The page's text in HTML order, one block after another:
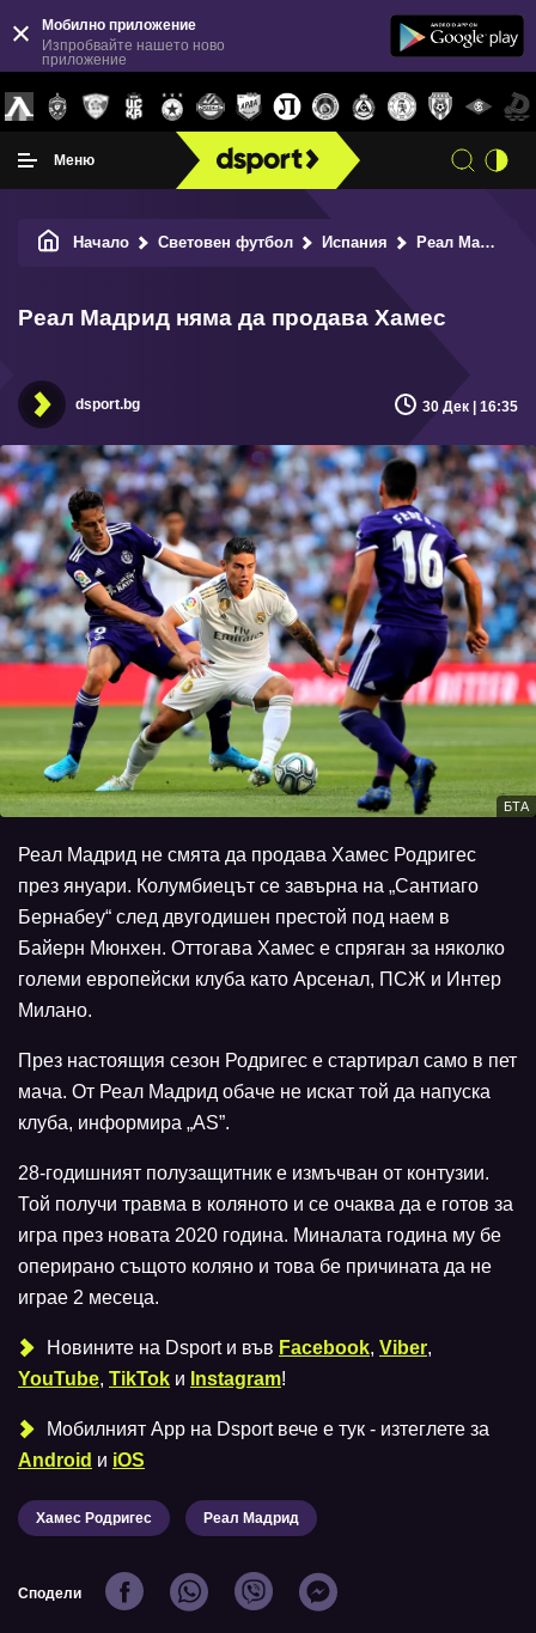
Мобилно приложение
Изпробвайте нашето ново
приложение
Меню
Начало Световен футбол Испания Реал Мадрид няма да продава Хамес
Реал Мадрид няма да продава Хамес
dsport.bg 30 Дек | 16:35
БТА
Реал Мадрид не смята да продава Хамес Родригес
през януари. Колумбиецът се завърна на „Сантиаго
Бернабеу“ след двугодишен престой под наем в
Байерн Мюнхен. Оттогава Хамес е спряган за няколко
големи европейски клуба като Арсенал, ПСЖ и Интер
Милано.
През настоящия сезон Родригес е стартирал само в пет
мача. От Реал Мадрид обаче не искат той да напуска
клуба, информира „AS”.
28-годишният полузащитник е измъчван от контузии.
Той получи травма в коляното и се очаква да е готов за
игра през новата 2020 година. Миналата година му бе
оперирано същото коляно и това бе причината да не
играе 2 месеца.
Новините на Dsport и във Facebook, Viber,
YouTube, TikTok и Instagram!
Мобилният Аpp на Dsport вече е тук - изтеглете за
Android и iOS
Хамес Родригес Реал Мадрид
Сподели